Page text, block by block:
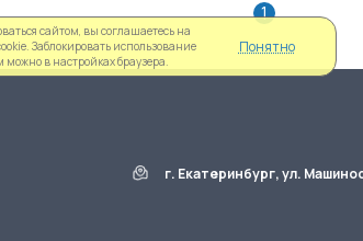
сайтом, вы соглашаетесь на
Заблокировать использование
можно в настройках браузера.
Понятно
1
г. Екатеринбург, ул.